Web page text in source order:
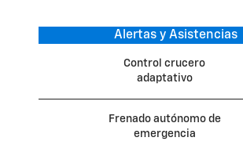
Alertas y Asistencias
Control crucero
adaptativo
Frenado autónomo de
emergencia